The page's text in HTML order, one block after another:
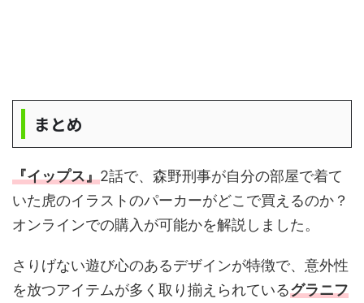
まとめ
『イップス』2話で、森野刑事が自分の部屋で着て
いた虎のイラストのパーカーがどこで買えるのか？
オンラインでの購入が可能かを解説しました。
さりげない遊び心のあるデザインが特徴で、意外性
を放つアイテムが多く取り揃えられているグラニフ